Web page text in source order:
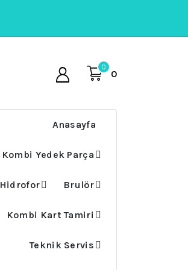
0
0
Anasayfa
Kombi Yedek Parça
Hidrofor Brulör
Kombi Kart Tamiri
Teknik Servis